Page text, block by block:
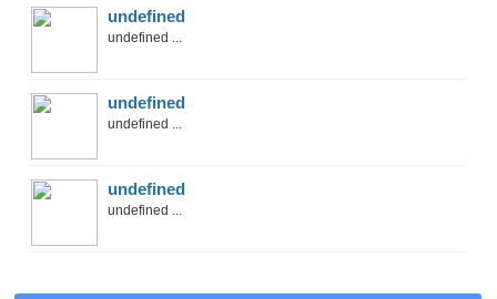
undefined
undefined ...
undefined
undefined ...
undefined
undefined ...